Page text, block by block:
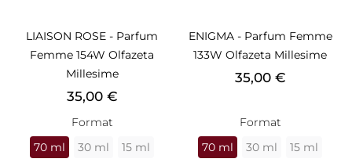
LIAISON ROSE - Parfum
Femme 154W Olfazeta
Millesime
Prix
35,00 €
Format
70 ml
30 ml 15 ml
ENIGMA - Parfum Femme
133W Olfazeta Millesime
Prix
35,00 €
Format
70 ml
30 ml 15 ml